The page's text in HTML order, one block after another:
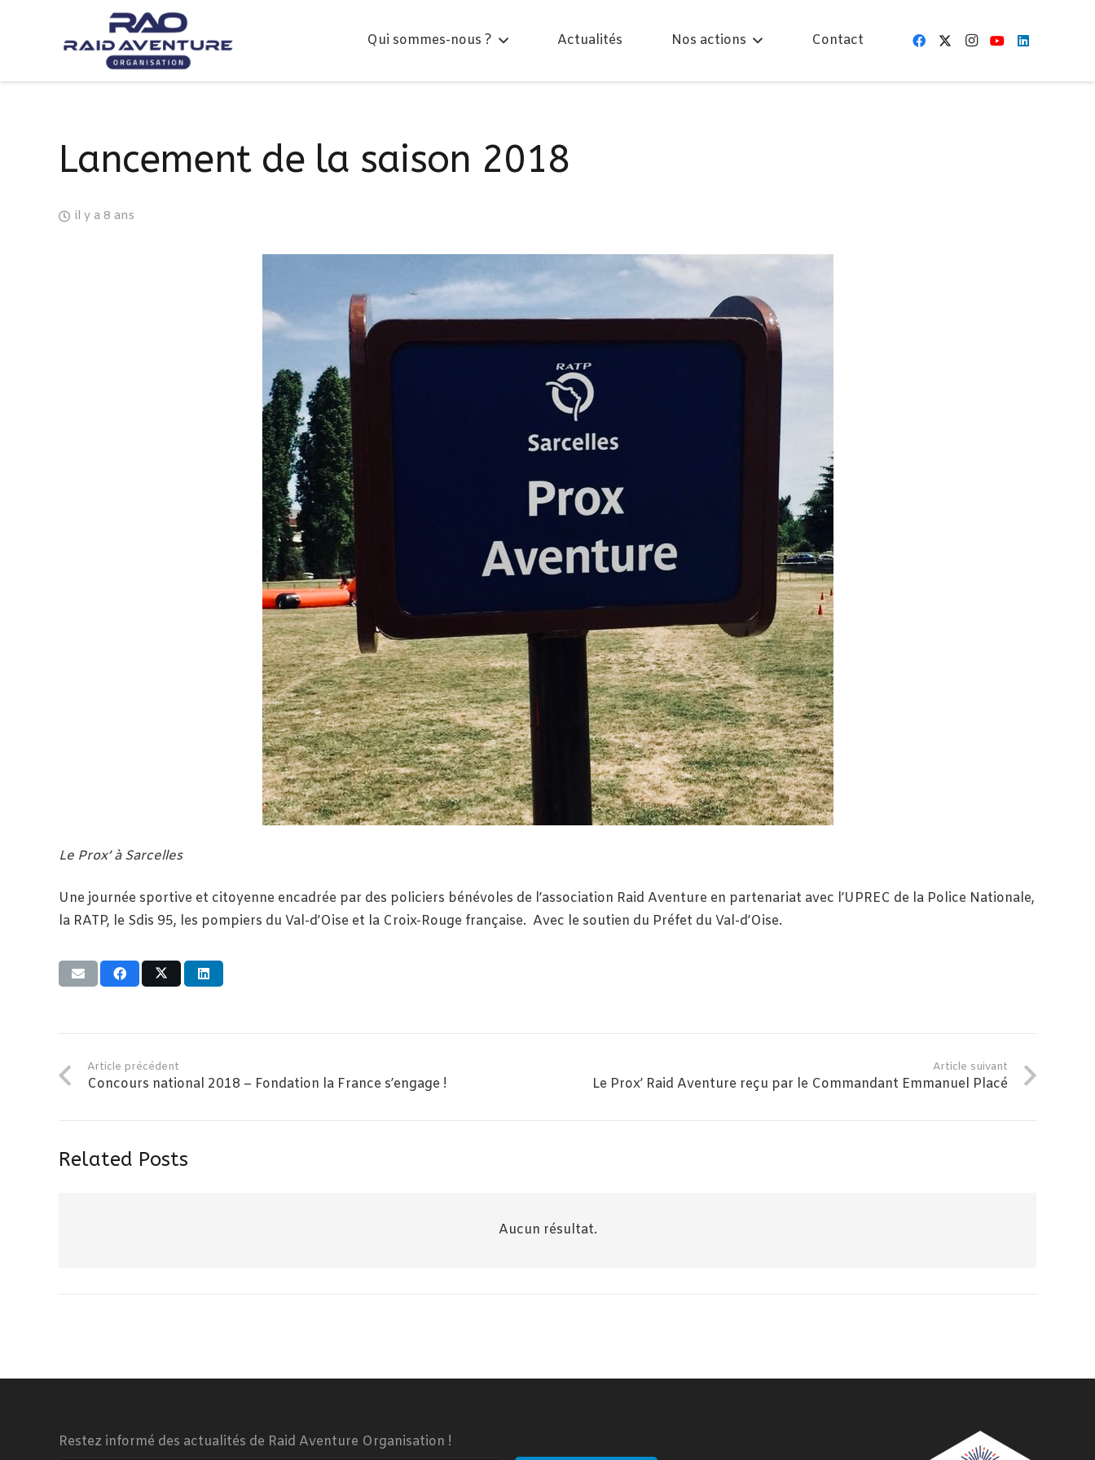
Qui sommes-nous ? Actualités Nos actions Contact
Lancement de la saison 2018
il y a 8 ans
Le Prox’ à Sarcelles
Une journée sportive et citoyenne encadrée par des policiers bénévoles de l’association Raid Aventure en partenariat avec l’UPREC de la Police Nationale,
la RATP, le Sdis 95, les pompiers du Val-d’Oise et la Croix-Rouge française. Avec le soutien du Préfet du Val-d’Oise.
Article précédent
Concours national 2018 – Fondation la France s’engage !
Article suivant
Le Prox’ Raid Aventure reçu par le Commandant Emmanuel Placé
Related Posts
Aucun résultat.
Restez informé des actualités de Raid Aventure Organisation !